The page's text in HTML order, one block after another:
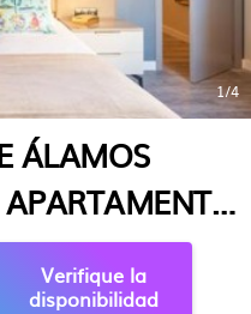
1/4
ÁLAMOS
Verifique la
disponibilidad